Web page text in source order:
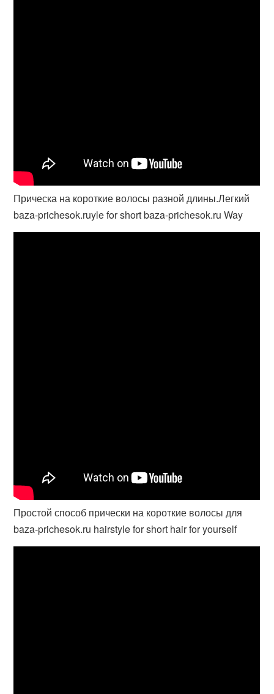
Прическа на короткие волосы разной длины.Легкий
baza-prichesok.ruyle for short baza-prichesok.ru Way
Простой способ прически на короткие волосы для
baza-prichesok.ru hairstyle for short hair for yourself